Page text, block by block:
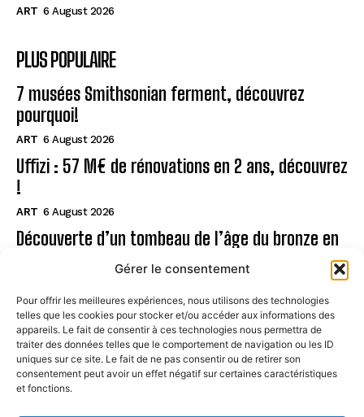
Gérer le consentement
Pour offrir les meilleures expériences, nous utilisons des technologies
telles que les cookies pour stocker et/ou accéder aux informations des
appareils. Le fait de consentir à ces technologies nous permettra de
traiter des données telles que le comportement de navigation ou les ID
uniques sur ce site. Le fait de ne pas consentir ou de retirer son
consentement peut avoir un effet négatif sur certaines caractéristiques
et fonctions.
ART 6 August 2026
PLUS POPULAIRE
7 musées Smithsonian ferment, découvrez
pourquoi!
ART 6 August 2026
Uffizi : 57 M€ de rénovations en 2 ans, découvrez
!
ART 6 August 2026
Découverte d’un tombeau de l’âge du bronze en
Page
CONTACT
MENTIONS LÉGALES